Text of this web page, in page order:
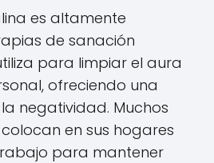
es altamente
de sanación
para limpiar el aura
ofreciendo una
negatividad. Muchos
en sus hogares
para mantener